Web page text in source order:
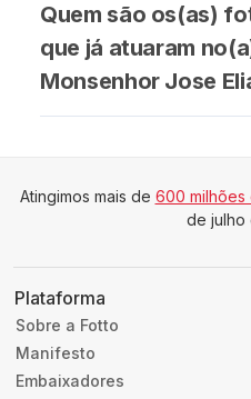
Quem são os(as)
que já atuaram
Monsenhor Jose
Atingimos mais de 600 milhões
de julho
Plataforma
Sobre a Fotto
Manifesto
Embaixadores